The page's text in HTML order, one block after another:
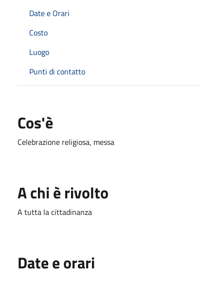
Date e Orari
Costo
Luogo
Punti di contatto
Cos'è
Celebrazione religiosa, messa
A chi è rivolto
A tutta la cittadinanza
Date e orari